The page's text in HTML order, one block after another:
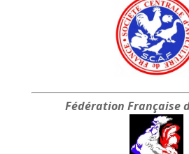
Fédération Française